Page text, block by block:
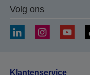
Volg ons
Klantenservice